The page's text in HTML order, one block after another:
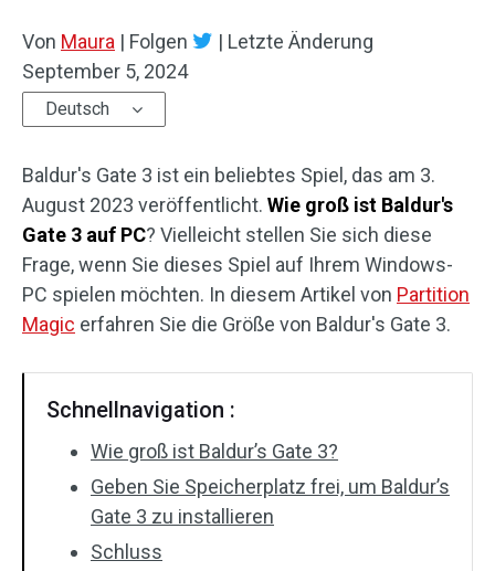
Von Maura | Folgen | Letzte Änderung
September 5, 2024
Deutsch
Baldur's Gate 3 ist ein beliebtes Spiel, das am 3.
August 2023 veröffentlicht. Wie groß ist Baldur's
Gate 3 auf PC? Vielleicht stellen Sie sich diese
Frage, wenn Sie dieses Spiel auf Ihrem Windows-
PC spielen möchten. In diesem Artikel von Partition
Magic erfahren Sie die Größe von Baldur's Gate 3.
Schnellnavigation :
Wie groß ist Baldur’s Gate 3?
Geben Sie Speicherplatz frei, um Baldur’s
Gate 3 zu installieren
Schluss